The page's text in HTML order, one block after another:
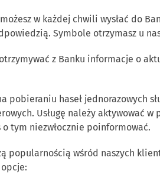
w każdej chwili wysłać do
Symbole otrzymasz u
z Banku informacje o
pobieraniu haseł jednorazowych
Usługę należy aktywować
tym niezwłocznie poinformować.
popularnością wśród naszych